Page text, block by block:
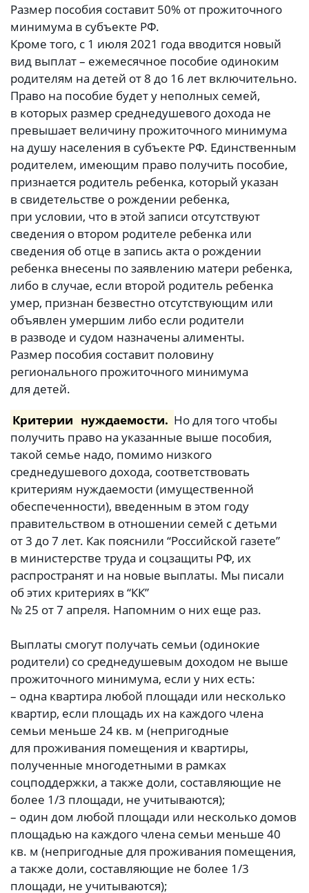
Размер пособия составит 50% от прожиточного
минимума в субъекте РФ.
Кроме того, с 1 июля 2021 года вводится новый
вид выплат – ежемесячное пособие одиноким
родителям на детей от 8 до 16 лет включительно.
Право на пособие будет у неполных семей,
в которых размер среднедушевого дохода не
превышает величину прожиточного минимума
на душу населения в субъекте РФ. Единственным
родителем, имеющим право получить пособие,
признается родитель ребенка, который указан
в свидетельстве о рождении ребенка,
при условии, что в этой записи отсутствуют
сведения о втором родителе ребенка или
сведения об отце в запись акта о рождении
ребенка внесены по заявлению матери ребенка,
либо в случае, если второй родитель ребенка
умер, признан безвестно отсутствующим или
объявлен умершим либо если родители
в разводе и судом назначены алименты.
Размер пособия составит половину
регионального прожиточного минимума
для детей.
Критерии нуждаемости. Но для того чтобы
получить право на указанные выше пособия,
такой семье надо, помимо низкого
среднедушевого дохода, соответствовать
критериям нуждаемости (имущественной
обеспеченности), введенным в этом году
правительством в отношении семей с детьми
от 3 до 7 лет. Как пояснили “Российской газете”
в министерстве труда и соцзащиты РФ, их
распространят и на новые выплаты. Мы писали
об этих критериях в “КК”
№ 25 от 7 апреля. Напомним о них еще раз.
Выплаты смогут получать семьи (одинокие
родители) со среднедушевым доходом не выше
прожиточного минимума, если у них есть:
– одна квартира любой площади или несколько
квартир, если площадь их на каждого члена
семьи меньше 24 кв. м (непригодные
для проживания помещения и квартиры,
полученные многодетными в рамках
соцподдержки, а также доли, составляющие не
более 1/3 площади, не учитываются);
– один дом любой площади или несколько домов
площадью на каждого члена семьи меньше 40
кв. м (непригодные для проживания помещения,
а также доли, составляющие не более 1/3
площади, не учитываются);